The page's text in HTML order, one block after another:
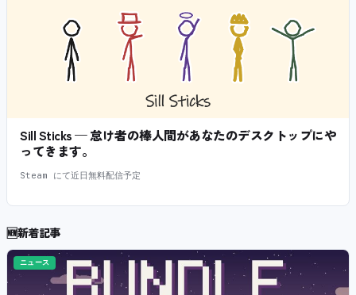
Sill Sticks — 怠け者の棒人間があなたのデスクトップにや
ってきます。
Steam にて近日無料配信予定
🆕新着記事
ニュース